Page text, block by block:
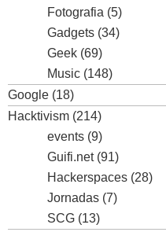
Fotografia (5)
Gadgets (34)
Geek (69)
Music (148)
Google (18)
Hacktivism (214)
events (9)
Guifi.net(91)
Hackerspaces (28)
Jornadas (7)
SCG (13)